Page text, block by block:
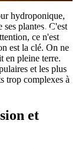
PLUS
hydroponique,
plantes. C'est
ce n'est
est la clé. On ne
en pleine terre.
et les plus
trop complexes à
et